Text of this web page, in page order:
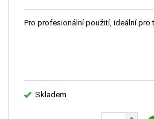
Pro profesionální použití, ideální pro
Skladem